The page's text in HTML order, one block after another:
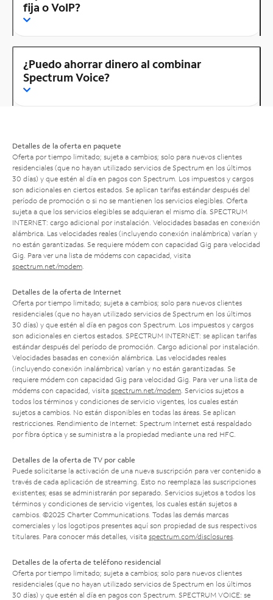
fija o VoIP?
¿Puedo ahorrar dinero al combinar
Spectrum Voice?
Detalles de la oferta en paquete
Oferta por tiempo limitado; sujeta a cambios; solo para nuevos clientes
residenciales (que no hayan utilizado servicios de Spectrum en los últimos
30 días) y que estén al día en pagos con Spectrum. Los impuestos y cargos
son adicionales en ciertos estados. Se aplican tarifas estándar después del
período de promoción o si no se mantienen los servicios elegibles. Oferta
sujeta a que los servicios elegibles se adquieran el mismo día. SPECTRUM
INTERNET: cargo adicional por instalación. Velocidades basadas en conexión
alámbrica. Las velocidades reales (incluyendo conexión inalámbrica) varían y
no están garantizadas. Se requiere módem con capacidad Gig para velocidad
Gig. Para ver una lista de módems con capacidad, visita
spectrum.net/modem
Detalles de la oferta de Internet
Oferta por tiempo limitado; sujeta a cambios; solo para nuevos clientes
residenciales (que no hayan utilizado servicios de Spectrum en los últimos
30 días) y que estén al día en pagos con Spectrum. Los impuestos y cargos
son adicionales en ciertos estados. SPECTRUM INTERNET: se aplican tarifas
estándar después del período de promoción. Cargo adicional por instalación.
Velocidades basadas en conexión alámbrica. Las velocidades reales
(incluyendo conexión inalámbrica) varían y no están garantizadas. Se
requiere módem con capacidad Gig para velocidad Gig. Para ver una lista de
módems con capacidad, visita spectrum.net/modem . Servicios sujetos a
todos los términos y condiciones de servicio vigentes, los cuales están
sujetos a cambios. No están disponibles en todas las áreas. Se aplican
restricciones. Rendimiento de Internet: Spectrum Internet está respaldado
por fibra óptica y se suministra a la propiedad mediante una red HFC.
Detalles de la oferta de TV por cable
Puede solicitarse la activación de una nueva suscripción para ver contenido a
través de cada aplicación de streaming. Esto no reemplaza las suscripciones
existentes; esas se administrarán por separado. Servicios sujetos a todos los
términos y condiciones de servicio vigentes, los cuales están sujetos a
cambios. ©2025 Charter Communications. Todas las demás marcas
comerciales y los logotipos presentes aquí son propiedad de sus respectivos
titulares. Para conocer más detalles, visita spectrum.com/disclosures
Detalles de la oferta de teléfono residencial
Oferta por tiempo limitado; sujeta a cambios; solo para nuevos clientes
residenciales (que no hayan utilizado servicios de Spectrum en los últimos
30 días) y que estén al día en pagos con Spectrum. SPECTRUM VOICE: se